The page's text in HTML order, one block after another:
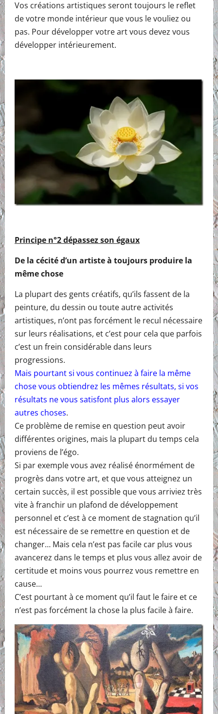
Vos créations artistiques seront toujours le reflet
de votre monde intérieur que vous le vouliez ou
pas. Pour développer votre art vous devez vous
développer intérieurement.
Principe n°2 dépassez son égaux
De la cécité d’un artiste à toujours produire la
même chose
La plupart des gents créatifs, qu’ils fassent de la
peinture, du dessin ou toute autre activités
artistiques, n’ont pas forcément le recul nécessaire
sur leurs réalisations, et c’est pour cela que parfois
c’est un frein considérable dans leurs
progressions.
Mais pourtant si vous continuez à faire la même
chose vous obtiendrez les mêmes résultats, si vos
résultats ne vous satisfont plus alors essayer
autres choses.
Ce problème de remise en question peut avoir
différentes origines, mais la plupart du temps cela
proviens de l’égo.
Si par exemple vous avez réalisé énormément de
progrès dans votre art, et que vous atteignez un
certain succès, il est possible que vous arriviez très
vite à franchir un plafond de développement
personnel et c’est à ce moment de stagnation qu’il
est nécessaire de se remettre en question et de
changer… Mais cela n’est pas facile car plus vous
avancerez dans le temps et plus vous allez avoir de
certitude et moins vous pourrez vous remettre en
cause…
C’est pourtant à ce moment qu’il faut le faire et ce
n’est pas forcément la chose la plus facile à faire.